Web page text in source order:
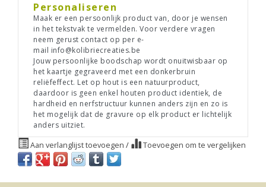
Personaliseren
Maak er een persoonlijk product van, door je wensen
in het tekstvak te vermelden. Voor verdere vragen
neem gerust contact op per e-
mail info@kolibriecreaties.be
Jouw persoonlijke boodschap wordt onuitwisbaar op
het kaartje gegraveerd met een donkerbruin
reliëfeffect. Let op hout is een natuurproduct,
daardoor is geen enkel houten product identiek, de
hardheid en nerfstructuur kunnen anders zijn en zo is
het mogelijk dat de gravure op elk product er lichtelijk
anders uitziet.
Aan verlanglijst toevoegen / Toevoegen om te vergelijken